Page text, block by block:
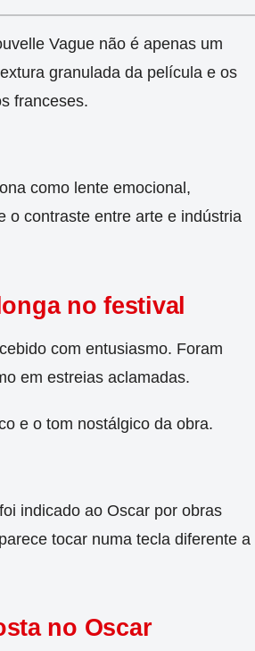
Vague não é apenas um
granulada da película e os
franceses.
como lente emocional,
o contraste entre arte e indústria
no festival
com entusiasmo. Foram
em estreias aclamadas.
e o tom nostálgico da obra.
indicado ao Oscar por obras
tocar numa tecla diferente a
no Oscar